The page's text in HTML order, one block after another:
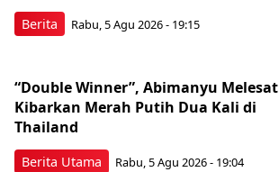
Berita Rabu, 5 Agu 2026 - 19:15
Berita Utama
“Double Winner”, Abimanyu Melesat
Kibarkan Merah Putih Dua Kali di
Thailand
Rabu, 5 Agu 2026 - 19:04